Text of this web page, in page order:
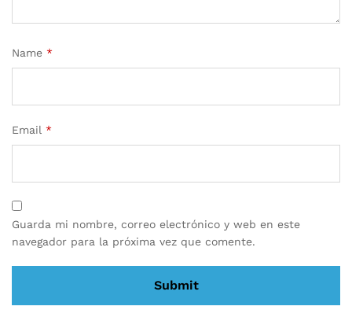
Name *
Email *
Guarda mi nombre, correo electrónico y web en este
navegador para la próxima vez que comente.